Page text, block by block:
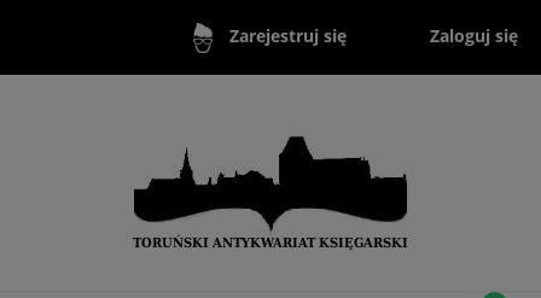
Zarejestruj się Zaloguj się